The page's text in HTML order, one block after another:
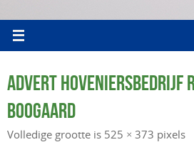
ADVERT HOVENIERSBEDRIJF
BOOGAARD
Volledige grootte is 525 × 373 pixels